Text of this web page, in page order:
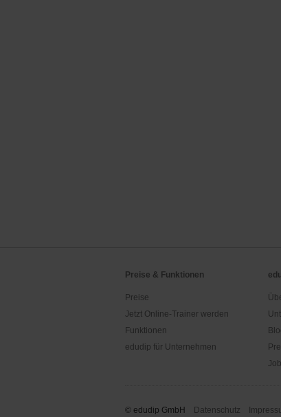
Preise & Funktionen
Preise
Jetzt Online-Trainer werden
Funktionen
edudip für Unternehmen
© edudip GmbH Datenschutz